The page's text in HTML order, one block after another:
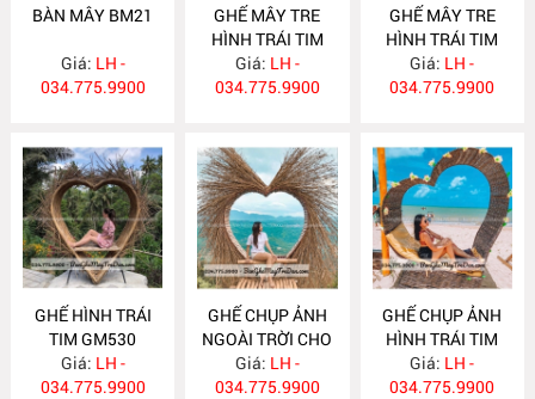
BÀN MÂY BM21
Giá: LH -
034.775.9900
GHẾ MÂY TRE
HÌNH TRÁI TIM
GM532
Giá: LH -
034.775.9900
GHẾ MÂY TRE
HÌNH TRÁI TIM
GM531
Giá: LH -
034.775.9900
GHẾ HÌNH TRÁI
TIM GM530
Giá: LH -
034.775.9900
GHẾ CHỤP ẢNH
NGOÀI TRỜI CHO
RESOT GM529
Giá: LH -
034.775.9900
GHẾ CHỤP ẢNH
HÌNH TRÁI TIM
GM528
Giá: LH -
034.775.9900